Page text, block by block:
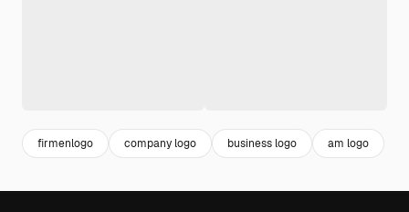
firmenlogo company logo business logo am logo